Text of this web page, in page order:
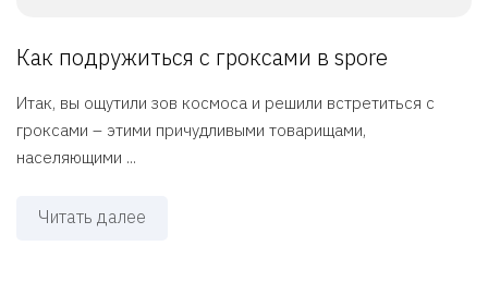
Как подружиться с гроксами в spore
Итак, вы ощутили зов космоса и решили встретиться с
гроксами – этими причудливыми товарищами,
населяющими ...
Читать далее